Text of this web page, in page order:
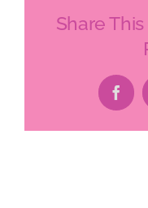
HARÇ
KADARDIR?
Share